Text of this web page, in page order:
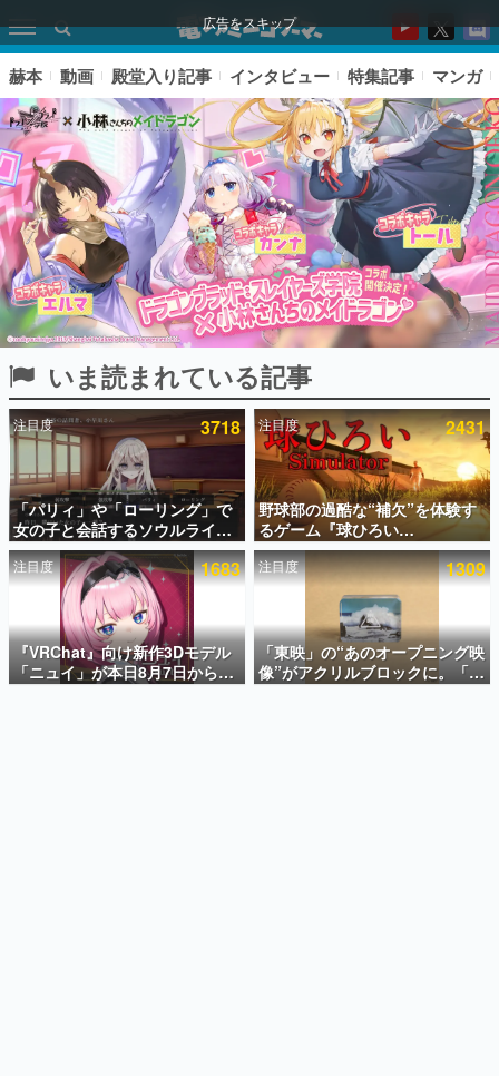
広告をスキップ
ピックアップ
電ファミのいま読まれている記事ランキング
アプリセール情報
インタビュー
連載・特集一覧
殿堂入り記事
SNS拡散数が数千以上！ ページビュー数万以上！ などな
ど。多くの人々に読まれた、電ファミ渾身の“殿堂入り”記
事をまとめました。
赫本 動画 殿堂入り記事 インタビュー 特集記事 マンガ
いま読まれている記事
注目度 3718
「パリィ」や「ローリング」で
女の子と会話するソウルライク
恋愛ゲーム『小早川さんはソウ
ルライク』無料公開。返事に失
敗すると「YOU DIED」
注目度 2431
野球部の過酷な“補欠”を体験す
るゲーム『球ひろい
Simulator』が「1件」のウィッ
シュリストをもとにチェコ語に
対応しSNSで話題に。『キング
ダム・カム』開発元やチェコの
プロ野球選手から称賛の声
注目度 1683
『VRChat』向け新作3Dモデル
「ニュイ」が本日8月7日から
BOOTHにて発売。瞳に光る星
注目度 1309
「東映」の“あのオープニング映
像”がアクリルブロックに。「東
映ヒストリカル グッズコレクシ